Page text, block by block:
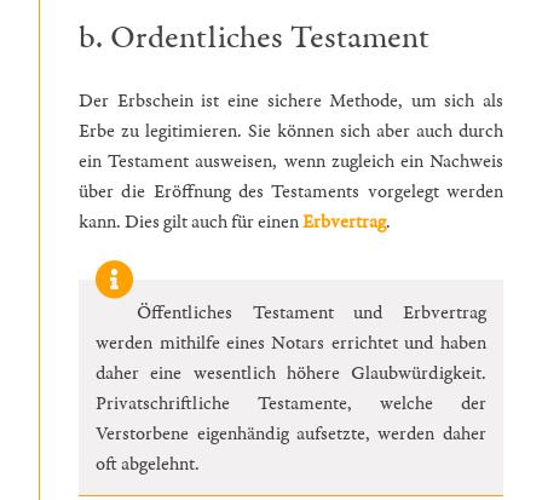
b. Ordentliches Testament
Der Erbschein ist eine sichere Methode, um sich als
Erbe zu legitimieren. Sie können sich aber auch durch
ein Testament ausweisen, wenn zugleich ein Nachweis
über die Eröffnung des Testaments vorgelegt werden
kann. Dies gilt auch für einenErbvertrag.
Öffentliches Testament und Erbvertrag
werden mithilfe eines Notars errichtet und haben
daher eine wesentlich höhere Glaubwürdigkeit.
Privatschriftliche Testamente, welche der
Verstorbene eigenhändig aufsetzte, werden daher
oft abgelehnt.